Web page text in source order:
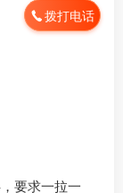
拨打电话
要求一拉一